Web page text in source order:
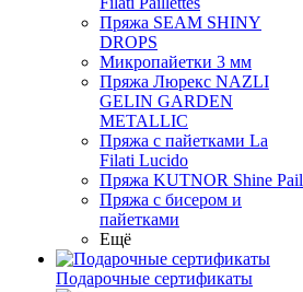
Пряжа SEAM SHINY
DROPS
Микропайетки 3 мм
Пряжа Люрекс NAZLI
GELIN GARDEN
METALLIC
Пряжа с пайетками La
Filati Lucido
Пряжа KUTNOR Shine Pail
Пряжа с бисером и
пайетками
Ещё
Подарочные сертификаты